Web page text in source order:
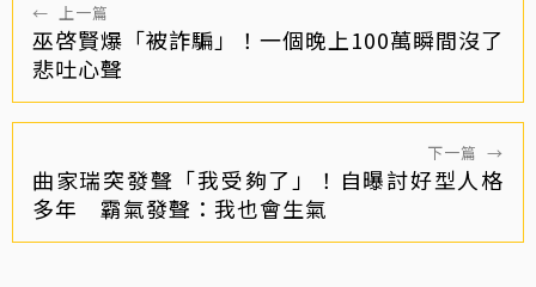
← 上一篇
巫啓賢爆「被詐騙」！一個晚上100萬瞬間沒了
悲吐心聲
下一篇 →
曲家瑞突發聲「我受夠了」！自曝討好型人格
多年 霸氣發聲：我也會生氣